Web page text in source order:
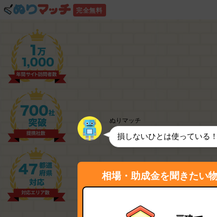
完全無料
損しないひとは使っている
ぬりマッチ
相場・助成金を聞きたい